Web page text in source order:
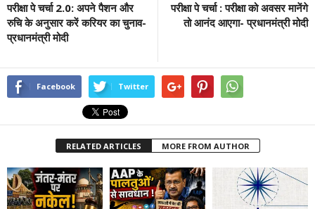
परीक्षा पे चर्चा 2.0: अपने पैशन और
रुचि के अनुसार करें करियर का चुनाव-
प्रधानमंत्री मोदी
परीक्षा पे चर्चा : परीक्षा को अवसर मानेंगे
तो आनंद आएगा- प्रधानमंत्री मोदी
Facebook Twitter
RELATED ARTICLES MORE FROM AUTHOR